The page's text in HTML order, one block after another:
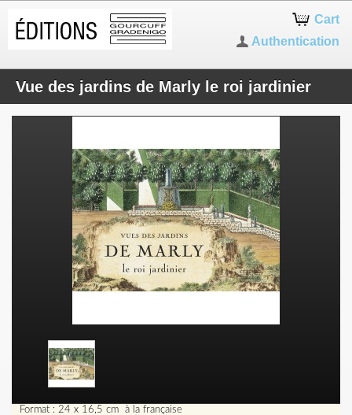
Cart
Authentication
Vue des jardins de Marly le roi jardinier
Format : 24 x 16,5 cm à la française